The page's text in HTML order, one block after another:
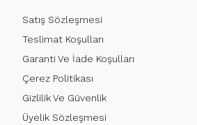
Satış Sözleşmesi
Teslimat Koşulları
Garanti Ve İade Koşulları
Çerez Politikası
Gizlilik Ve Güvenlik
Üyelik Sözleşmesi